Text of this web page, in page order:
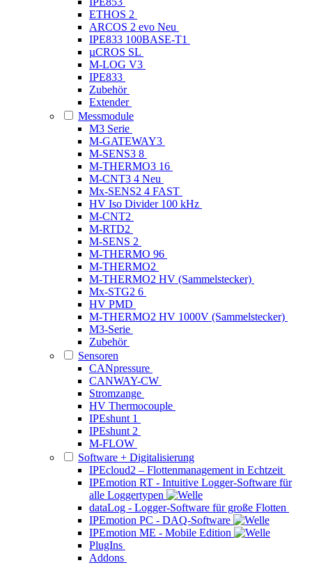
ETHOS 2
ARCOS 2 evo Neu
IPE833 100BASE-T1
µCROS SL
M-LOG V3
IPE833
Zubehör
Extender
Messmodule
M3 Serie
M-GATEWAY3
M-SENS3 8
M-THERMO3 16
M-CNT3 4 Neu
Mx-SENS2 4 FAST
HV Iso Divider 100 kHz
M-CNT2
M-RTD2
M-SENS 2
M-THERMO 96
M-THERMO2
M-THERMO2 HV (Sammelstecker)
Mx-STG2 6
HV PMD
M-THERMO2 HV 1000V (Sammelstecker)
M3-Serie
Zubehör
Sensoren
CANpressure
CANWAY-CW
Stromzange
HV Thermocouple
IPEshunt 1
IPEshunt 2
M-FLOW
Software + Digitalisierung
IPEcloud2 – Flottenmanagement in Echtzeit
IPEmotion RT - Intuitive Logger-Software für
alle Loggertypen
dataLog - Logger-Software für große Flotten
IPEmotion PC - DAQ-Software
IPEmotion ME - Mobile Edition
PlugIns
Addons